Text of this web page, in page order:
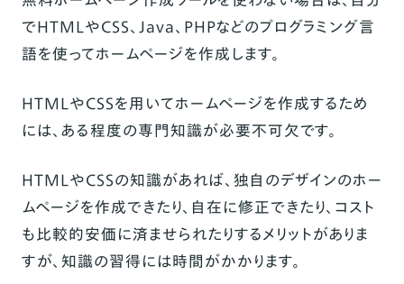
LP（ランディングページ）向け｜無料ホームペー
ジ作成ツール
STUDIO
ネットショップ向け｜無料ホームページ作成ツー
BASE（ベイス）
Shopify
STORES
でHTMLやCSS、Java、PHPなどのプログラミング言
語を使ってホームページを作成します。
HTMLやCSSを用いてホームページを作成するため
には、ある程度の専門知識が必要不可欠です。
HTMLやCSSの知識があれば、独自のデザインのホー
ムページを作成できたり、自在に修正できたり、コスト
も比較的安価に済ませられたりするメリットがありま
すが、知識の習得には時間がかかります。